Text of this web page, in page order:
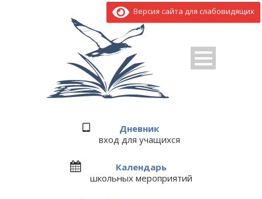
Дневник
вход для учащихся
Календарь
школьных мероприятий
Версия сайта для слабовидящих